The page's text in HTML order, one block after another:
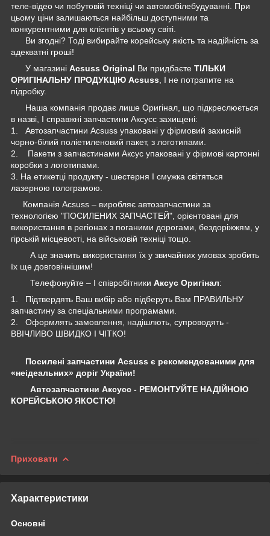
теле-відео чи побутовій техніці чи автомобілебудуванні. При
цьому ціни залишаються найбільш доступними та
конкурентними для клієнтів у всьому світі.
Ви згодні? Тоді вибирайте корейську якість та надійність за
адекватні гроші!
У магазині Acsuss Original Ви придбаєте ТІЛЬКИ
ОРИГІНАЛЬНУ ПРОДУКЦІЮ Acsuss , І не потрапите на
підробку.
Наша компанія продає лише Оригінал, що підкреслюється
в назві, І справжні запчастини Аксусс захищені:
1. Автозапчастини Acsuss упаковані у фірмовий захисній
чорно-білий поліетиленовий пакет, з логотипами.
2. Пакети з запчастинами Аксус упаковані у фірмові картонні
коробки з логотипами.
3. На етикетці продукту - шестерня І смужка світяться
лазерною голограмою.
Компанія Acsuss – виробляє автозапчастини за
технологією "ПОСИЛЕНИХ ЗАПЧАСТЕЙ", орієнтовані для
використання в регіонах з поганими дорогами, бездоріжжям, у
гірській місцевості, на військовій техніці тощо.
А це значить використання їх у звичайних умовах зробить
їх ще довговічнішим!
Телефонуйте – І співробітники Аксус Оригінал:
1. Підтвердять Ваш вибір або підберуть Вам ПРАВИЛЬНУ
запчастину за спеціальними програмами.
2. Оформлять замовлення, надішлють, супроводять -
ВВІЧЛИВО ШВИДКО І ЧІТКО!
Посилені запчастини Acsuss є рекомендованими для
«неідеальних» доріг України!
Автозапчастини Аксусс - РЕМОНТУЙТЕ НАДІЙНОЮ
КОРЕЙСЬКОЮ ЯКОСТЮ!
Приховати
Характеристики
Основні